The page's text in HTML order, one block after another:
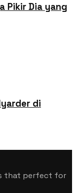
Pikir Dia yang
di
that perfect for